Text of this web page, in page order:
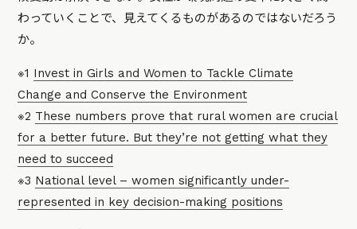
わっていくことで、見えてくるものがあるのではないだろう
か。
※1 Invest in Girls and Women to Tackle Climate
Change and Conserve the Environment
※2 These numbers prove that rural women are crucial
for a better future. But they’re not getting what they
need to succeed
※3 National level – women significantly under-
represented in key decision-making positions